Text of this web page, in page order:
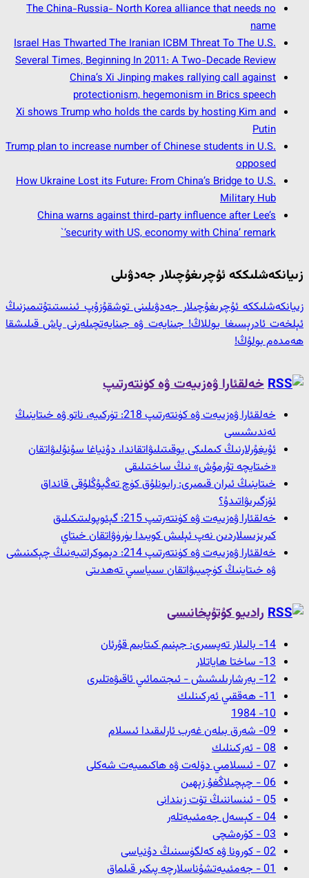
The China-Russia- North Korea alliance that needs no
name
Israel Has Thwarted The Iranian ICBM Threat To The U.S.
Several Times, Beginning In 2011: A Two-Decade Review
China’s Xi Jinping makes rallying call against
protectionism, hegemonism in Brics speech
Xi shows Trump who holds the cards by hosting Kim and
Putin
Trump plan to increase number of Chinese students in U.S.
opposed
How Ukraine Lost its Future: From China’s Bridge to U.S.
Military Hub
China warns against third-party influence after Lee’s
‘security with US, economy with China’ remark`
زىيانكەشلىككە ئۇچرىغۇچىلار جەدۋىلى
زىيانكەشلىككە ئۇچرىغۇچىلار جەدۋىلىنى توشقۇزۇپ ئىنستىتۇتىمىزنىڭ
ئېلخەت ئادرېسىغا يوللاڭ! جىنايەت ۋە جىنايەتچىلەرنى پاش قىلىشقا
ھەمدەم بولۇڭ!
خەلقئارا ۋەزىيەت ۋە كۈنتەرتىپ
خەلقئارا ۋەزىيەت ۋە كۈنتەرتىپ 218: تۈركىيە، ناتو ۋە خىتاينىڭ
ئەندىشىسى
ئۇيغۇرلارنىڭ كىملىكى يوقىتىلىۋاتقاندا، دۇنياغا سۇنۇلىۋاتقان
«خىتايچە تۇرمۇش» نىڭ ساختىلىقى
خىتاينىڭ ئىران قىمىرى: رايونلۇق كۈچ تەڭپۇڭلۇقى قانداق
ئۆزگىرىۋاتىدۇ؟
خەلقئارا ۋەزىيەت ۋە كۈنتەرتىپ 215: گېئوپولىتىكىلىق
كىرىزىسلاردىن نەپ ئېلىش كويىدا يۈرۈۋاتقان خىتاي
خەلقئارا ۋەزىيەت ۋە كۈنتەرتىپ 214: دېموكراتىيەنىڭ چېكىنىشى
ۋە خىتاينىڭ كۈچىيىۋاتقان سىياسىي تەھدىتى
رادىيو كۇتۇپخانىسى
14- بالىلار تەپسىرى: جېنىم كىتابىم قۇرئان
13- ﺳﺎﺧﺘﺎ ﮪﺎﻳﺎﺗﻼﺭ
12- ﻳﻪﺭﺷﺎﺭﯨﻠﯩﺸﯩﺶ - ﺋﯩﺠﺘﯩﻤﺎﺋﯩﻲ ﺋﺎﻗﯩﯟﻩﺗﻠﯩﺮﻯ
11- ﮪﻪﻗﻘﯩﻲ ﺋﻪﺭﻛﯩﻨﻠﯩﻚ
10- 1984
09- شەرق بىلەن غەرب ئارلىقىدا ئىسلام
08 - ﺋﻪﺭﻛﯩﻨﻠﯩﻚ
07 - ئىسلامىي دۆلەت ۋە ھاكىمىيەت شەكلى
06 - چېچىلاڭغۇ زېھىن
05 - ئىنساننىڭ تۆت زىندانى
04 - كېسەل جەمئىيەتلەر
03 - كۆرەشچى
02 - كورونا ۋە كەلگۈسىنىڭ دۇنياسى
01 - جەمئىيەتشۇناسلارچە پىكىر قىلماق